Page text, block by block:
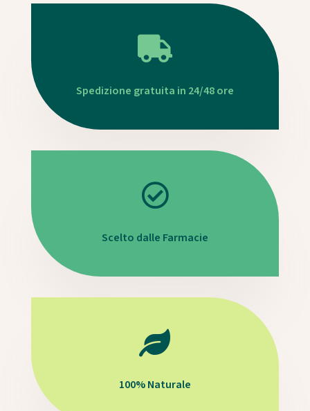

Spedizione gratuita in 24/48 ore

Scelto dalle Farmacie

100% Naturale